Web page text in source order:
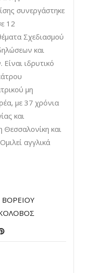
συνεργάστηκε
12
Σχεδιασμού
και
ιδρυτικό
μη
με 37 χρόνια
και
Θεσσαλονίκη και
αγγλικά